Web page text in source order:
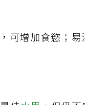
可增加食慾；易